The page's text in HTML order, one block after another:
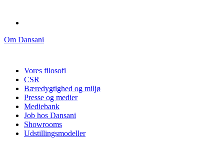
Om Dansani
Vores filosofi
CSR
Bæredygtighed og miljø
Presse og medier
Mediebank
Job hos Dansani
Showrooms
Udstillingsmodeller